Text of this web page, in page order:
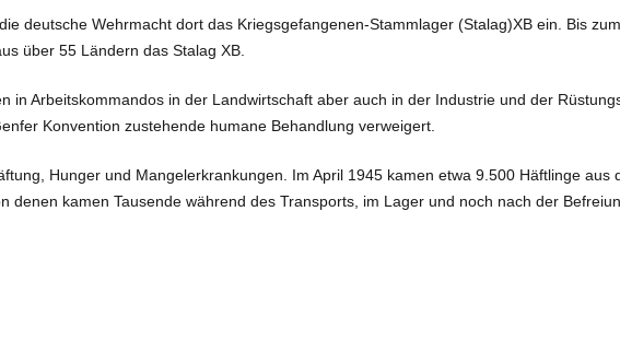
deutsche Wehrmacht dort das Kriegsgefangenen-Stammlager (Stalag)XB ein. Bis
über 55 Ländern das Stalag XB.
in Arbeitskommandos in der Landwirtschaft aber auch in der Industrie und der
Konvention zustehende humane Behandlung verweigert.
Hunger und Mangelerkrankungen. Im April 1945 kamen etwa 9.500 Häftlinge
denen kamen Tausende während des Transports, im Lager und noch nach der